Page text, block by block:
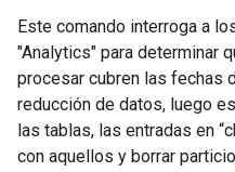
Este comando interroga a
"Analytics" para determinar
procesar cubren las fechas
reducción de datos, luego
las tablas, las entradas en
con aquellos y borrar